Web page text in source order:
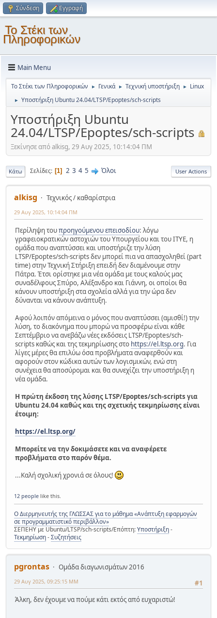
Σύνδεση Εγγραφή
Το Στέκι των
Πληροφορικών
Main Menu
Το Στέκι των Πληροφορικών ► Γενικά ► Τεχνική υποστήριξη ► Linux
► Υποστήριξη Ubuntu 24.04/LTSP/Epoptes/sch-scripts
Υποστήριξη Ubuntu
24.04/LTSP/Epoptes/sch-scripts
Ξεκίνησε από alkisg, 29 Αυγ 2025, 10:14:04 ΠΜ
Κάτω Σελίδες 1 2 3 4 5 Όλοι User Actions
alkisg Τεχνικός / καθαρίστρια
29 Αυγ 2025, 10:14:04 ΠΜ
Περίληψη τουπροηγούμενου επεισοδίου: λόγω
γραφειοκρατικών αστοχιών του Υπουργείου και του ΙΤΥΕ, η
ομάδα που αναπτύσσει και υποστήριζε την λύση
LTSP/Epoptes/sch-scripts δεν μπορεί πια να απασχοληθεί (part
time) στην Τεχνική Στήριξη επειδή δεν διαμένουμε στην
Πάτρα. Έτσι ορίστηκε μια νέα ομάδα με τους καλούς μας
συναδέλφους Σπύρο, Αλέξανδρο και Γιάννη, οι οποίοι θα
κάνουν υποστήριξη στα σχολεία αλλά για την ώρα δεν
δύνανται να κάνουν ανάπτυξη.
Αφού λοιπόν απόμεινα ο μόνος που αναπτύσσει (αμισθί!) την
λύση, το διακόνημα που μπορώ να προσφέρω είναι κάθε
Σεπτέμβριο να ανεβάζω νέες εκδόσεις LTSP/Epoptes/sch-
scripts καθώς και της τεκμηρίωσης στο https://el.ltsp.org. Για
λίγες μέρες θα επιλύω όσα προβλήματα αναφερθούν και
αφορούν στον κώδικα αυτών των λογισμικών, ενώ στη
συνέχεια θα αποσύρομαι και θα συνεχίζει την υποστήριξη η
νέα ομάδα.
Η πρώτη έκδοση της λύσης LTSP/Epoptes/sch-scripts για
Ubuntu 24.04 καθώς και της σχετικής τεκμηρίωσης είναι
έτοιμη:
https://el.ltsp.org/
Μπορείτε να την δοκιμάσετε και να αναφέρετε
προβλήματα στο παρόν θέμα.
...Καλή σχολική χρονιά σε όλους!
12 people like this.
Ο Διερμηνευτής της ΓΛΩΣΣΑΣ για το μάθημα «Ανάπτυξη εφαρμογών
σε προγραμματιστικό περιβάλλον»
ΣΕΠΕΗΥ με Ubuntu/LTSP/sch-scripts/Επόπτη:Υποστήριξη-
Τεκμηρίωση-Συζητήσεις
pgrontas
Ομάδα διαγωνισμάτων 2016
#1
29 Αυγ 2025, 09:25:15 ΜΜ
Άλκη, δεν έχουμε να πούμε κάτι εκτός από ευχαριστώ!